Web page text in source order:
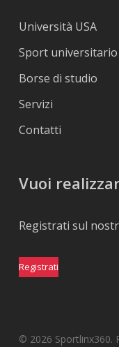
Università USA
Sport universitario
Borse di studio
Servizi
Contatti
Vuoi
Registrati sul
Registrati
© 2026 Sportlinx360.